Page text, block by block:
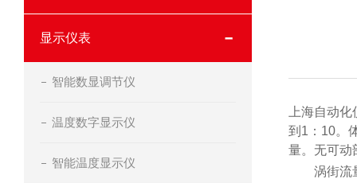
显示仪表
智能数显调节仪
温度数字显示仪
智能温度显示仪
上海自动
到1：10。
量。无可动
涡街流量